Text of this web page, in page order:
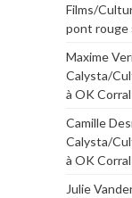
Films/
pont rouge
Maxime
Calysta/
à OK
Camille
Calysta/
à OK
Julie